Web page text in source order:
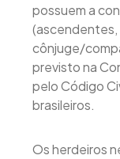
possuem a
cônjuge/
previsto na
pelo Código
brasileiros.
Os herdeiros